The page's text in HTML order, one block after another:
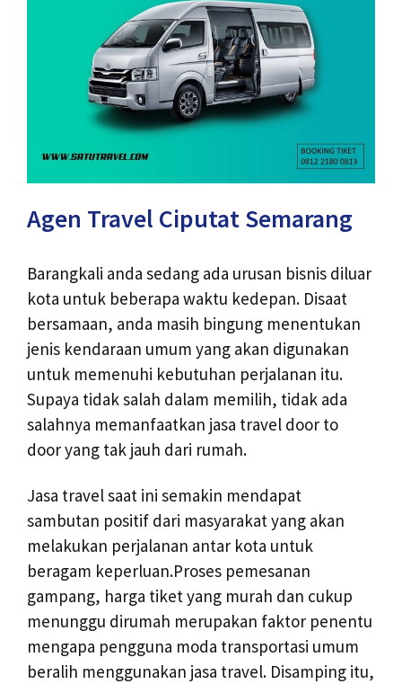
Agen Travel Ciputat Semarang
Barangkali anda sedang ada urusan bisnis diluar
kota untuk beberapa waktu kedepan. Disaat
bersamaan, anda masih bingung menentukan
jenis kendaraan umum yang akan digunakan
untuk memenuhi kebutuhan perjalanan itu.
Supaya tidak salah dalam memilih, tidak ada
salahnya memanfaatkan jasa travel door to
door yang tak jauh dari rumah.
Jasa travel saat ini semakin mendapat
sambutan positif dari masyarakat yang akan
melakukan perjalanan antar kota untuk
beragam keperluan.Proses pemesanan
gampang, harga tiket yang murah dan cukup
menunggu dirumah merupakan faktor penentu
mengapa pengguna moda transportasi umum
beralih menggunakan jasa travel. Disamping itu,